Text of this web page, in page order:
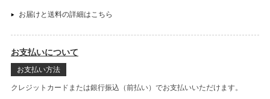
お届けと送料の詳細はこちら
お支払いについて
お支払い方法
クレジットカードまたは銀行振込（前払い）でお支払いいただけます。